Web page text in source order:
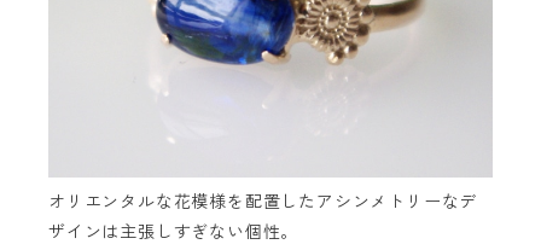
オリエンタルな花模様を配置したアシンメトリーなデ
ザインは主張しすぎない個性。